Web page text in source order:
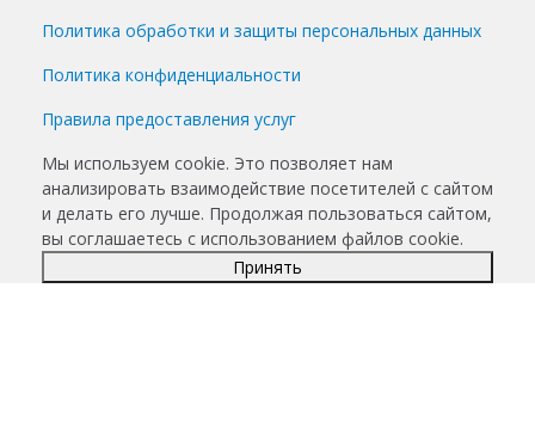
Политика обработки и защиты персональных данных
Политика конфиденциальности
Правила предоставления услуг
Мы используем cookie. Это позволяет нам
анализировать взаимодействие посетителей с сайтом
и делать его лучше. Продолжая пользоваться сайтом,
вы соглашаетесь с использованием файлов cookie.
Принять